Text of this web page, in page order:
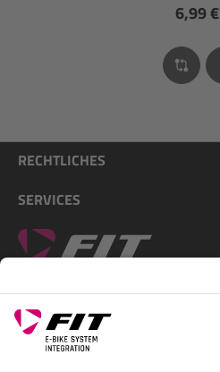
6,99
RECHTLICHES
SERVICES